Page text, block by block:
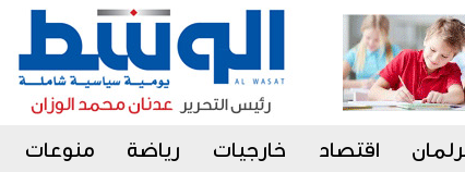
اقتصاد خارجيات رياضة منوعات